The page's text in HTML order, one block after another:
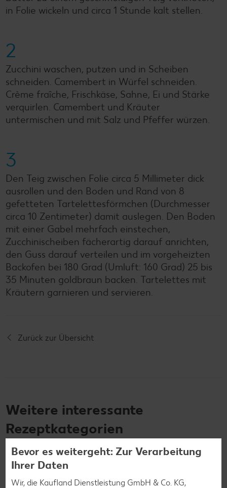
in Folie wickeln und circa 1 Stunde kalt stellen.
2
Zucchini waschen, putzen und in Scheiben
schneiden. Camembert in Würfel schneiden.
Crème fraîche, Frischkäse, Sahne, Ei und Stärke
verquirlen. Camembert und Kräuter
untermischen und mit Salz und Pfeffer würzen.
3
Den Teig zwischen Folie circa 5 Millimeter dick
ausrollen und den Boden und Rand von 8
gefetteten Tartelettesförmchen (Durchmesser
circa 10 Zentimeter) damit auslegen. Den Boden
mit einer Gabel mehrfach einstechen,
Zucchinischeiben fächerartig darauf anrichten,
den Guss darauf verteilen und im vorgeheizten
Backofen bei 180 Grad (Umluft: 160 Grad) 25 bis
35 Minuten goldbraun backen. Tartelettes mit
Kräutern garnieren und servieren.
Zurück zur Übersicht
Weitere interessante
Rezeptkategorien
Bevor es weitergeht: Zur Verarbeitung
Ihrer Daten
Wir, die Kaufland Dienstleistung GmbH & Co. KG,